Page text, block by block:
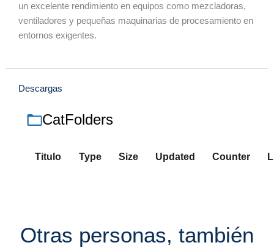
un excelente rendimiento en equipos como mezcladoras,
ventiladores y pequeñas maquinarias de procesamiento en
entornos exigentes.
Descargas
CatFolders
Titulo Type Size Updated Counter
Otras personas, también